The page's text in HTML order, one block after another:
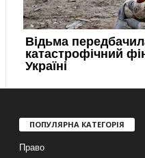
ПОПУЛЯРНА КАТЕГОРІЯ
Право